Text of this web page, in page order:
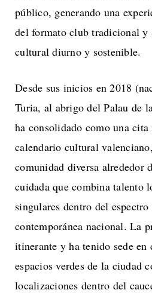
público, generando una
del formato club tradicional y
cultural diurno y sostenible.
Desde sus inicios en 2018
Turia, al abrigo del Palau de
ha consolidado como una
calendario cultural
comunidad diversa alrededor
cuidada que combina talento
singulares dentro del
contemporánea nacional. La
itinerante y ha tenido sede
espacios verdes de la ciudad
localizaciones dentro del